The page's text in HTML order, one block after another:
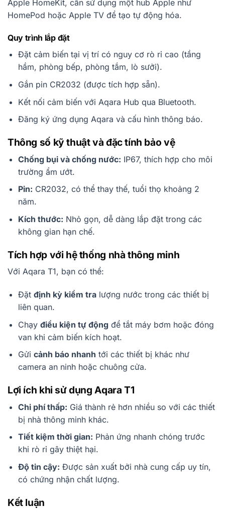
Apple HomeKit, cần sử dụng một hub Apple như
HomePod hoặc Apple TV để tạo tự động hóa.
Quy trình lắp đặt
Đặt cảm biến tại vị trí có nguy cơ rò rỉ cao (tầng
hầm, phòng bếp, phòng tắm, lò sưởi).
Gắn pin CR2032 (được tích hợp sẵn).
Kết nối cảm biến với Aqara Hub qua Bluetooth.
Đăng ký ứng dụng Aqara và cấu hình thông báo.
Thông số kỹ thuật và đặc tính bảo vệ
Chống bụi và chống nước: IP67, thích hợp cho môi
trường ẩm ướt.
Pin: CR2032, có thể thay thế, tuổi thọ khoảng 2
năm.
Kích thước: Nhỏ gọn, dễ dàng lắp đặt trong các
không gian hạn chế.
Tích hợp với hệ thống nhà thông minh
Với Aqara T1, bạn có thể:
Đặt định kỳ kiểm tralượng nước trong các thiết bị
liên quan.
Chạy điều kiện tự động để tắt máy bơm hoặc đóng
van khi cảm biến kích hoạt.
Gửi cảnh báo nhanh tới các thiết bị khác như
camera an ninh hoặc chuông cửa.
Lợi ích khi sử dụng Aqara T1
Chi phí thấp: Giá thành rẻ hơn nhiều so với các thiết
bị nhà thông minh khác.
Tiết kiệm thời gian: Phản ứng nhanh chóng trước
khi rò rỉ gây thiệt hại.
Độ tin cậy: Được sản xuất bởi nhà cung cấp uy tín,
có chứng nhận chất lượng.
Kết luận